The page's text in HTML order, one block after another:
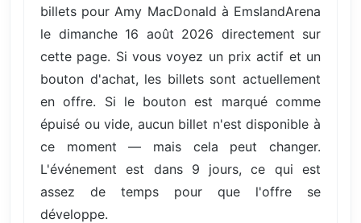
billets pour Amy MacDonald à EmslandArena
le dimanche 16 août 2026 directement sur
cette page. Si vous voyez un prix actif et un
bouton d'achat, les billets sont actuellement
en offre. Si le bouton est marqué comme
épuisé ou vide, aucun billet n'est disponible à
ce moment — mais cela peut changer.
L'événement est dans 9 jours, ce qui est
assez de temps pour que l'offre se
développe.